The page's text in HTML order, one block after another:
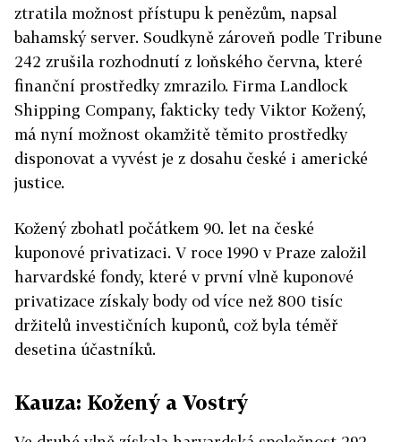
ztratila možnost přístupu k penězům, napsal
bahamský server. Soudkyně zároveň podle Tribune
242 zrušila rozhodnutí z loňského června, které
finanční prostředky zmrazilo. Firma Landlock
Shipping Company, fakticky tedy Viktor Kožený,
má nyní možnost okamžitě těmito prostředky
disponovat a vyvést je z dosahu české i americké
justice.
Kožený zbohatl počátkem 90. let na české
kuponové privatizaci. V roce 1990 v Praze založil
harvardské fondy, které v první vlně kuponové
privatizace získaly body od více než 800 tisíc
držitelů investičních kuponů, což byla téměř
desetina účastníků.
Kauza: Kožený a Vostrý